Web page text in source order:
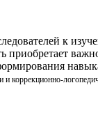
к
коррекционно-